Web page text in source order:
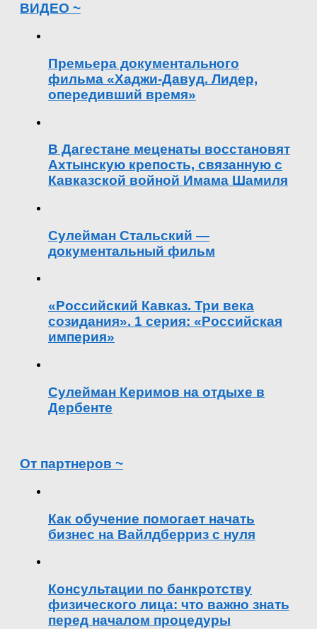
ВИДЕО ~
Премьера документального
фильма «Хаджи-Давуд. Лидер,
опередивший время»
В Дагестане меценаты восстановят
Ахтынскую крепость, связанную с
Кавказской войной Имама Шамиля
Сулейман Стальский —
документальный фильм
«Российский Кавказ. Три века
созидания». 1 серия: «Российская
империя»
Сулейман Керимов на отдыхе в
Дербенте
От партнеров ~
Как обучение помогает начать
бизнес на Вайлдберриз с нуля
Консультации по банкротству
физического лица: что важно знать
перед началом процедуры